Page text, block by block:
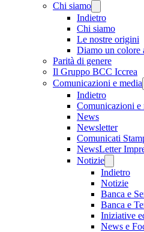
Chi siamo
Indietro
Chi siamo
Le nostre origini
Diamo un colore
Parità di genere
Il Gruppo BCC Iccrea
Comunicazioni e media
Indietro
Comunicazioni e
News
Newsletter
Comunicati
NewsLetter
Notizie
Indietro
Notizie
Banca e
Banca e
Iniziative
News e